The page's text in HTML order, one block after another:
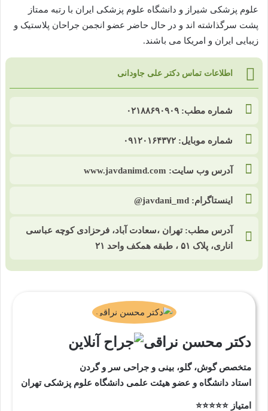
علوم پزشکی شیراز و دانشگاه علوم پزشکی ایران با رتبه ممتاز
پشت سرگذاشته اند و در حال حاضر عضو انجمن جراحان پلاستیک و
زیبایی ایران و امریکا می باشند.
اطلاعات تماس دکتر علی جاودانی
شماره مطب: ۰۲۱۸۸۶۹۰۹۰۹
شماره موبایل: ۰۹۱۲۰۱۶۴۳۷۲
آدرس وب سایت: www.javdanimd.com
اینستاگرام: javdani_md@
آدرس مطب: تهران ،سعادت آباد، فرحزادی کوچه عباسی
اناری، پلاک ۵۱ ، طبقه همکف واحد ۲۱
دکتر محسن نراقی
متخصص گوش، گلو، بینی و جراحی سر و گردن
استاد دانشگاه و عضو هیئت علمی دانشگاه علوم پزشکی تهران
امتیاز ⭐⭐⭐⭐⭐